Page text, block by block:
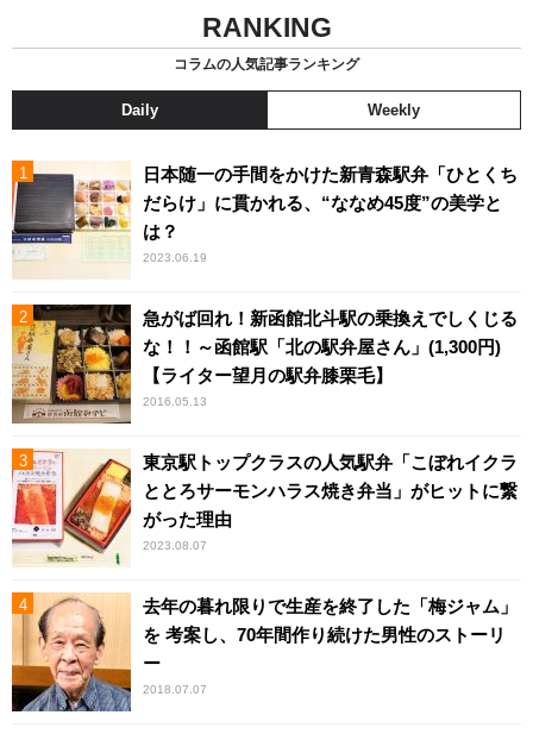
RANKING
コラムの人気記事ランキング
Daily Weekly
日本随一の手間をかけた新青森駅弁「ひとくち
だらけ」に貫かれる、“ななめ45度”の美学と
は？
2023.06.19
急がば回れ！新函館北斗駅の乗換えでしくじる
な！！～函館駅「北の駅弁屋さん」(1,300円)
【ライター望月の駅弁膝栗毛】
2016.05.13
東京駅トップクラスの人気駅弁「こぼれイクラ
ととろサーモンハラス焼き弁当」がヒットに繋
がった理由
2023.08.07
去年の暮れ限りで生産を終了した「梅ジャム」
を 考案し、70年間作り続けた男性のストーリ
ー
2018.07.07